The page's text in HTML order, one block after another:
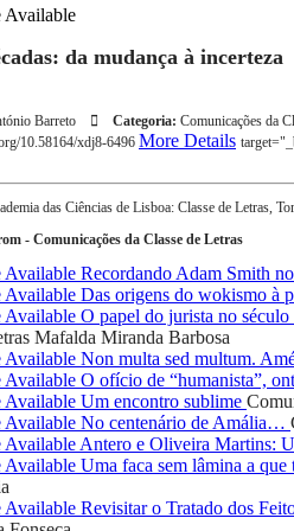
da mudança à incerteza
Barreto Categoria: Comunicações da
10.58164/xdj8-6496 More Details
das Ciências de Lisboa: Classe de Letras,
- Comunicações da Classe de Letras
Recordando Adam Smith
Das origens do wokismo à
O papel do jurista no
Mafalda Miranda Barbosa
Non multa sed multum.
O ofício de “humanista”,
Um encontro sublime
No centenário de Amália…
Antero e Oliveira Martins:
Uma faca sem lâmina a
Revisitar o Tratado dos